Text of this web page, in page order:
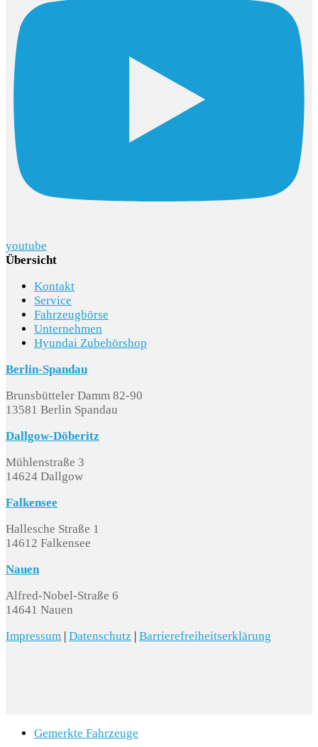
youtube
Übersicht
Kontakt
Service
Fahrzeugbörse
Unternehmen
Hyundai Zubehörshop
Berlin-Spandau
Brunsbütteler Damm 82-90
13581 Berlin Spandau
Dallgow-Döberitz
Mühlenstraße 3
14624 Dallgow
Falkensee
Hallesche Straße 1
14612 Falkensee
Nauen
Alfred-Nobel-Straße 6
14641 Nauen
Impressum Datenschutz Barrierefreiheitserklärung
Gemerkte Fahrzeuge